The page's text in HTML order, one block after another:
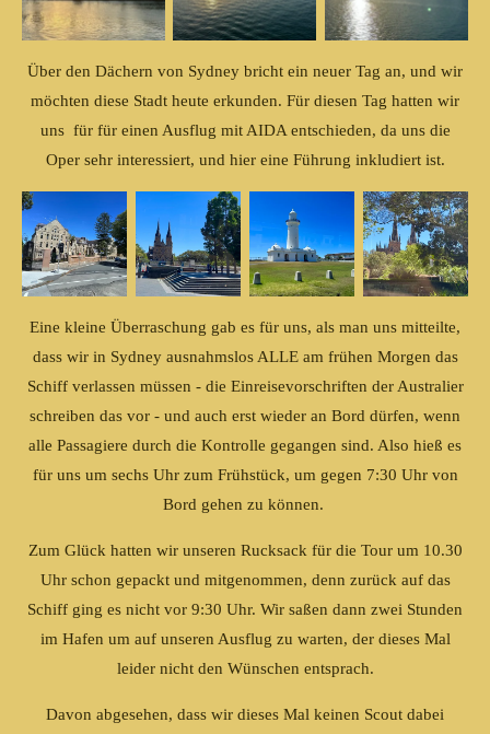
Über den Dächern von Sydney bricht ein neuer Tag an, und wir
möchten diese Stadt heute erkunden. Für diesen Tag hatten wir
uns für für einen Ausflug mit AIDA entschieden, da uns die
Oper sehr interessiert, und hier eine Führung inkludiert ist.
Eine kleine Überraschung gab es für uns, als man uns mitteilte,
dass wir in Sydney ausnahmslos ALLE am frühen Morgen das
Schiff verlassen müssen - die Einreisevorschriften der Australier
schreiben das vor - und auch erst wieder an Bord dürfen, wenn
alle Passagiere durch die Kontrolle gegangen sind. Also hieß es
für uns um sechs Uhr zum Frühstück, um gegen 7:30 Uhr von
Bord gehen zu können.
Zum Glück hatten wir unseren Rucksack für die Tour um 10.30
Uhr schon gepackt und mitgenommen, denn zurück auf das
Schiff ging es nicht vor 9:30 Uhr. Wir saßen dann zwei Stunden
im Hafen um auf unseren Ausflug zu warten, der dieses Mal
leider nicht den Wünschen entsprach.
Davon abgesehen, dass wir dieses Mal keinen Scout dabei